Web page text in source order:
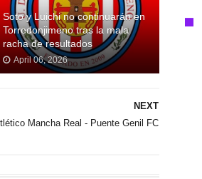
Soto y Luichi no continuarán en
Torredonjimeno tras la mala
racha de resultados
April 06, 2026
NEXT
Mancha Real - Puente Genil FC